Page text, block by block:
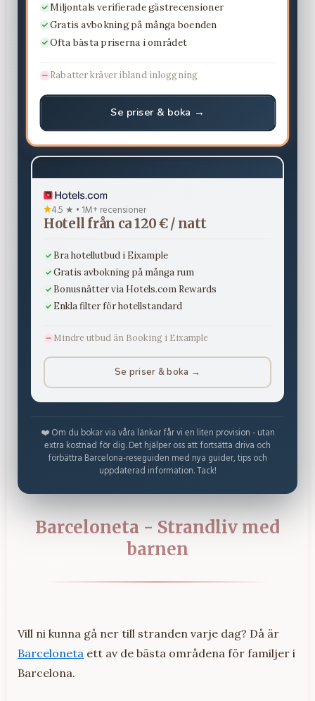
Miljontals verifierade gästrecensioner
Gratis avbokning på många boenden
Ofta bästa priserna i området
Rabatter kräver ibland inloggning
Se priser & boka →
4.5 ★ • 1M+ recensioner
Hotell från ca 120 € / natt
Bra hotellutbud i Eixample
Gratis avbokning på många rum
Bonusnätter via Hotels.com Rewards
Enkla filter för hotellstandard
Mindre utbud än Booking i Eixample
Se priser & boka →
❤️ Om du bokar via våra länkar får vi en liten provision - utan
extra kostnad för dig. Det hjälper oss att fortsätta driva och
förbättra Barcelona-reseguiden med nya guider, tips och
uppdaterad information. Tack!
Barceloneta - Strandliv med
barnen
Vill ni kunna gå ner till stranden varje dag? Då är
Barceloneta ett av de bästa områdena för familjer i
Barcelona.